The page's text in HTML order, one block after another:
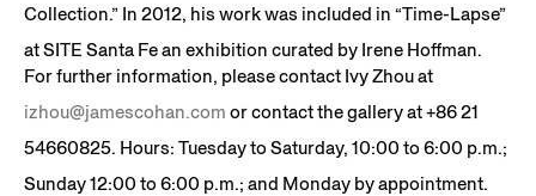
Collection.” In 2012, his work was included in “Time-Lapse”
at SITE Santa Fe an exhibition curated by Irene Hoffman.
For further information, please contact Ivy Zhou at
izhou@jamescohan.com or contact the gallery at +86 21
54660825. Hours: Tuesday to Saturday, 10:00 to 6:00 p.m.;
Sunday 12:00 to 6:00 p.m.; and Monday by appointment.